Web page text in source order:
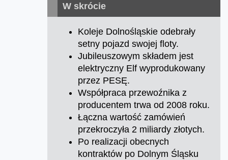
W skrócie
Koleje Dolnośląskie odebrały
setny pojazd swojej floty.
Jubileuszowym składem jest
elektryczny Elf wyprodukowany
przez PESĘ.
Współpraca przewoźnika z
producentem trwa od 2008 roku.
Łączna wartość zamówień
przekroczyła 2 miliardy złotych.
Po realizacji obecnych
kontraktów po Dolnym Śląsku